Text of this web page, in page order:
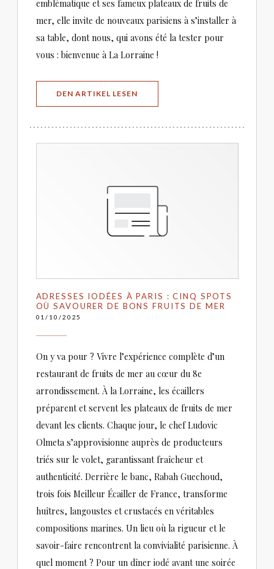
emblématique et ses fameux plateaux de fruits de
mer, elle invite de nouveaux parisiens à s’installer à
sa table, dont nous, qui avons été la tester pour
vous : bienvenue à La Lorraine !
DEN ARTIKEL LESEN
ADRESSES IODÉES À PARIS : CINQ SPOTS
OÙ SAVOURER DE BONS FRUITS DE MER
01/10/2025
On y va pour ? Vivre l’expérience complète d’un
restaurant de fruits de mer au cœur du 8e
arrondissement. À la Lorraine, les écaillers
préparent et servent les plateaux de fruits de mer
devant les clients. Chaque jour, le chef Ludovic
Olmeta s’approvisionne auprès de producteurs
triés sur le volet, garantissant fraîcheur et
authenticité. Derrière le banc, Rabah Guechoud,
trois fois Meilleur Écailler de France, transforme
huîtres, langoustes et crustacés en véritables
compositions marines. Un lieu où la rigueur et le
savoir-faire rencontrent la convivialité parisienne. À
quel moment ? Pour un dîner iodé avant une soirée